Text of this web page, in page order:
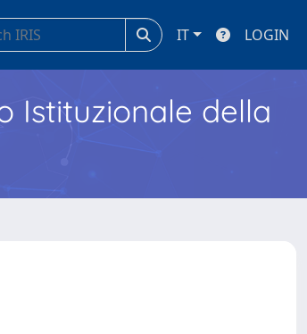
IT LOGIN
Istituzionale della